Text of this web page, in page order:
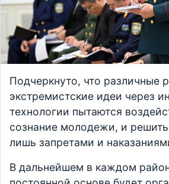
Подчеркнуто, что различные
экстремистские идеи через
технологии пытаются
сознание молодежи, и
лишь запретами и
В дальнейшем в каждом